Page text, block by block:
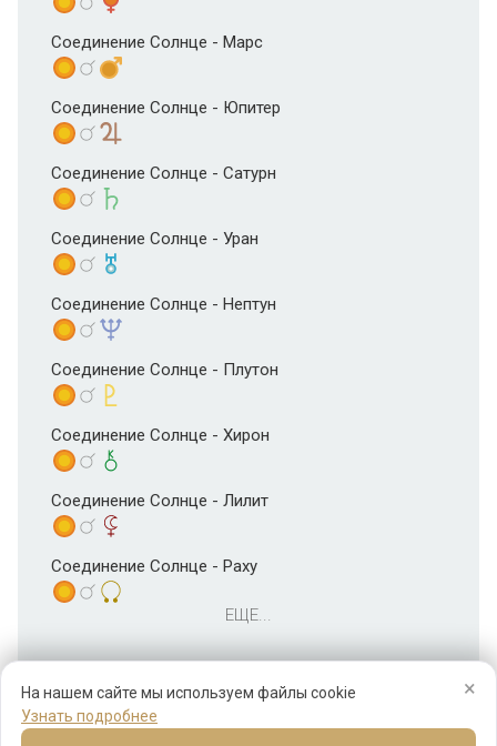
×
На нашем сайте мы используем файлы cookie
Узнать подробнее
Соединение Солнце - Марс
Соединение Солнце - Юпитер
Соединение Солнце - Сатурн
Соединение Солнце - Уран
Соединение Солнце - Нептун
Соединение Солнце - Плутон
Соединение Солнце - Хирон
Соединение Солнце - Лилит
Соединение Солнце - Раху
ЕЩЕ...